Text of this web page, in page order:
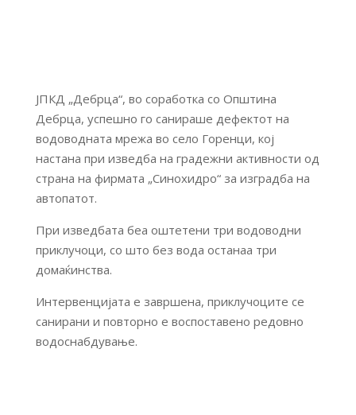
ЈПКД „Дебрца“, во соработка со Општина
Дебрца, успешно го санираше дефектот на
водоводната мрежа во село Горенци, кој
настана при изведба на градежни активности од
страна на фирмата „Синохидро“ за изградба на
автопатот.
При изведбата беа оштетени три водоводни
приклучоци, со што без вода останаа три
домаќинства.
Интервенцијата е завршена, приклучоците се
санирани и повторно е воспоставено редовно
водоснабдување.